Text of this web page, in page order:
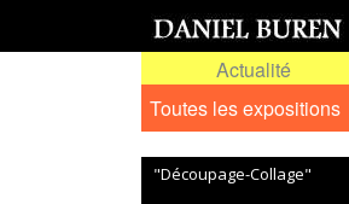
Actualité
Toutes les expositions
"Découpage-Collage"